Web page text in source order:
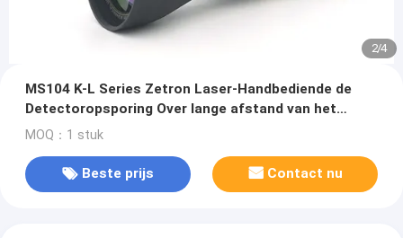
2/4
MS104 K-L Series Zetron Laser-Handbediende de
Detectoropsporing Over lange afstand van het
Methaangas
MOQ：1 stuk
Beste prijs Contact nu